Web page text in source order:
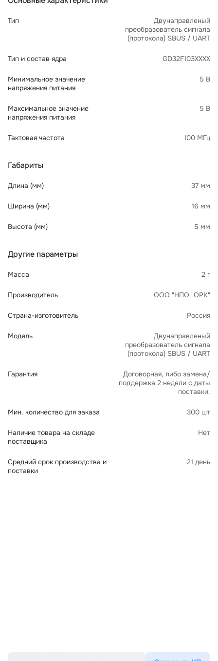
Тип
Двунаправленый
преобразователь сигнала
(протокола) SBUS / UART
Тип и состав ядра GD32F103XXXX
Минимальное значение
напряжения питания
5 В
Максимальное значение
напряжения питания
5 В
Тактовая частота 100 МГц
Габариты
Длина (мм) 37 мм
Ширина (мм) 16 мм
Высота (мм) 5 мм
Другие параметры
Масса 2 г
Производитель ООО "НПО "ОРК"
Страна-изготовитель Россия
Модель
Двунаправленый
преобразователь сигнала
(протокола) SBUS / UART
Гарантия
Договорная, либо замена/
поддержка 2 недели с даты
поставки.
Мин. количество для заказа 300 шт
Наличие товара на складе
поставщика
Нет
Средний срок производства и
поставки
21 день